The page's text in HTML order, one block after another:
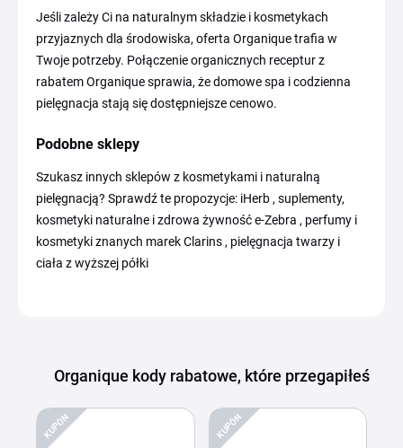
Jeśli zależy Ci na naturalnym składzie i kosmetykach
przyjaznych dla środowiska, oferta Organique trafia w
Twoje potrzeby. Połączenie organicznych receptur z
rabatem Organique sprawia, że domowe spa i codzienna
pielęgnacja stają się dostępniejsze cenowo.
Podobne sklepy
Szukasz innych sklepów z kosmetykami i naturalną
pielęgnacją? Sprawdź te propozycje: iHerb , suplementy,
kosmetyki naturalne i zdrowa żywność e-Zebra , perfumy i
kosmetyki znanych marek Clarins , pielęgnacja twarzy i
ciała z wyższej półki
Organique kody rabatowe, które przegapiłeś
KUPÓN KUPÓN